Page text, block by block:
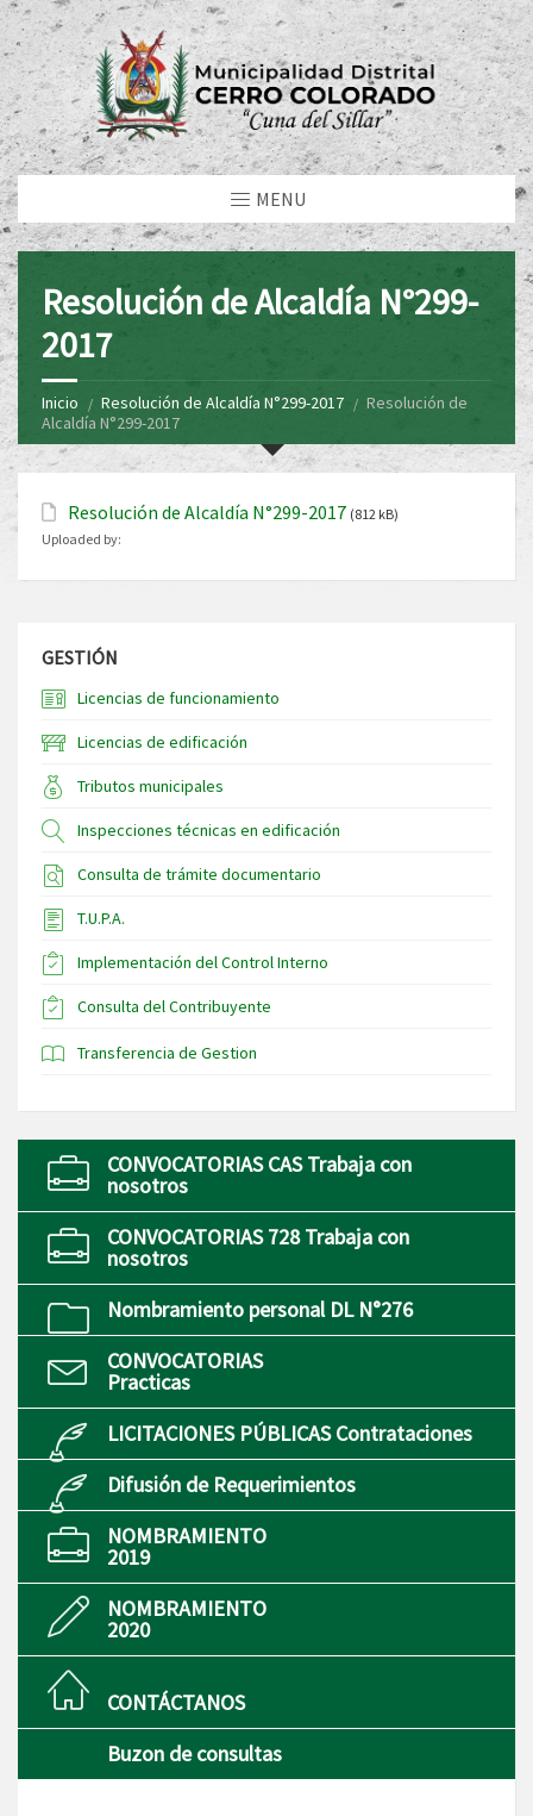
MENU
Resolución de Alcaldía N°299-
2017
Inicio Resolución de Alcaldía N°299-2017
Resolución de
Alcaldía N°299-2017
Resolución de Alcaldía N°299-2017 (812 kB)
Uploaded by:
GESTIÓN
Licencias de funcionamiento
Licencias de edificación
Tributos municipales
Inspecciones técnicas en edificación
Consulta de trámite documentario
T.U.P.A.
Implementación del Control Interno
Consulta del Contribuyente
Transferencia de Gestion
CONVOCATORIAS CAS Trabaja con
nosotros
CONVOCATORIAS 728 Trabaja con
nosotros
Nombramiento personal DL N°276
CONVOCATORIAS
Practicas
LICITACIONES PÚBLICAS Contrataciones
Difusión de Requerimientos
NOMBRAMIENTO
2019
NOMBRAMIENTO
2020
CONTÁCTANOS
Buzon de consultas